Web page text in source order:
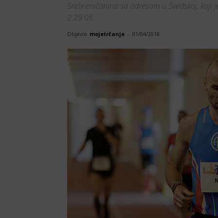
Srebreničanina sa adresom u Švedskoj,
2:29:06.
Objavio mojetrčanje - 01/04/2018